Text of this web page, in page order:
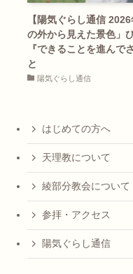
【陽気ぐらし通信
の外から見えた景色」
『できることを進んで
と
陽気ぐらし通信
はじめての方へ
天理教について
綾部分教会について
参拝・アクセス
陽気ぐらし通信